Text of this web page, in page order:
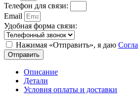
Телефон для связи:
Email
Удобная форма связи:
Нажимая «Отправить», я даю
Отправить
Описание
Детали
Условия оплаты и доставки